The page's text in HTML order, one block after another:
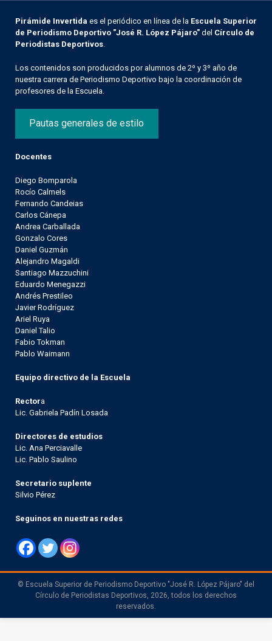
Pirámide Invertida es el periódico en línea de la Escuela Superior
de Periodismo Deportivo "José R. López Pájaro" del Círculo de
Periodistas Deportivos
Los contenidos son producidos por alumnos de 2º y 3º año de
nuestra carrera de Periodismo Deportivo bajo la coordinación de
profesores de la Escuela.
Pautas generales de estilo
Docentes
Diego Bomparola
Rocío Calmels
Fernando Candeias
Carlos Cánepa
Andrea Carballada
Gonzalo Cores
Daniel Guzmán
Alejandro Magaldi
Santiago Mazzuchini
Eduardo Menegazzi
Andrés Prestileo
Javier Rodríguez
Ariel Ruya
Daniel Talio
Fabio Tokman
Pablo Waimann
Equipo directivo de la Escuela
Rectora
Lic. Gabriela Padín Losada
Directores de estudios
Lic. Ana Perciavalle
Lic. Pablo Saulino
Secretario suplente
Silvio Pérez
Seguinos en nuestras redes
© Escuela Superior de Periodismo Deportivo "José R. López Pájaro" del
Círculo de Periodistas Deportivos, 2026, todos los derechos
reservados.